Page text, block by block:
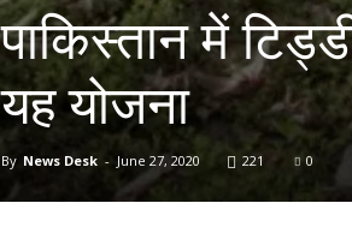
पाकिस्तान में
यह योजना
By News Desk - June 27, 2020 221 0